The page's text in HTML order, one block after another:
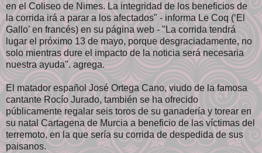
en el Coliseo de Nimes. La integridad de los beneficios de
la corrida irá a parar a los afectados" - informa Le Coq (‘El
Gallo’ en francés) en su página web - "La corrida tendrá
lugar el próximo 13 de mayo, porque desgraciadamente, no
solo mientras dure el impacto de la noticia será necesaria
nuestra ayuda". agrega.
El matador español José Ortega Cano, viudo de la famosa
cantante Rocío Jurado, también se ha ofrecido
públicamente regalar seis toros de su ganadería y torear en
su natal Cartagena de Murcia a beneficio de las víctimas del
terremoto, en la que sería su corrida de despedida de sus
paisanos.